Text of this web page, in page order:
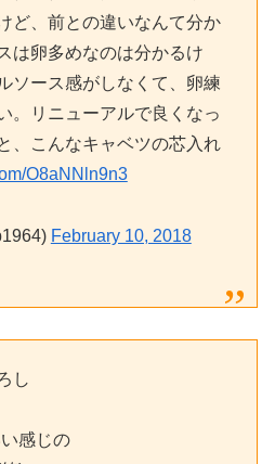
ど、前との違いなんて分か
は卵多めなのは分かるけ
ソース感がしなくて、卵練
。リニューアルで良くなっ
、こんなキャベツの芯入れ
O8aNNln9n3
February 10, 2018
し
感じの